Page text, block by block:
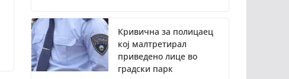
Кривична за полицаец
кој малтретирал
приведено лице во
градски парк